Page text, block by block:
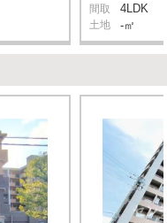
間取 4LDK
土地 -㎡